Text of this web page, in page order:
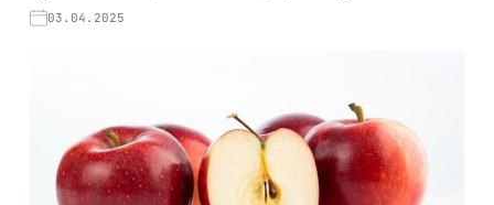
03.04.2025